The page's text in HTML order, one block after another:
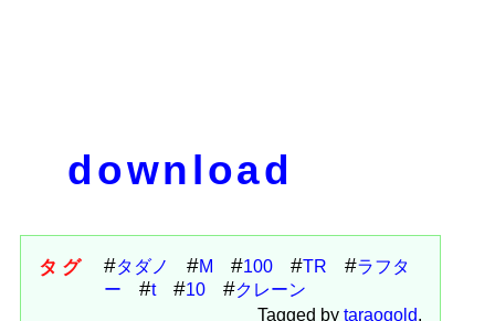
download
タグ タダノ M 100 TR
ラフタ
ー
t 10
クレーン
Tagged by taraogold.